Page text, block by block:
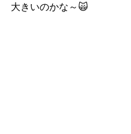
大きいのかな～🙀